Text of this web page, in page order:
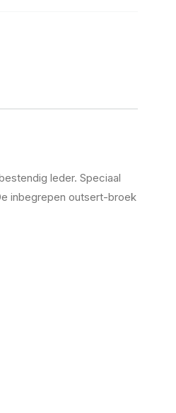
leder. Speciaal
inbegrepen outsert-broek